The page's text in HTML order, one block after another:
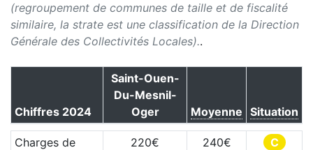
(regroupement de communes de taille et de fiscalité
similaire, la strate est une classification de la Direction
Générale des Collectivités Locales)..
Chiffres 2024
Saint-Ouen-
Du-Mesnil-
Oger
Moyenne Situation
Charges de
220€ 240€ C